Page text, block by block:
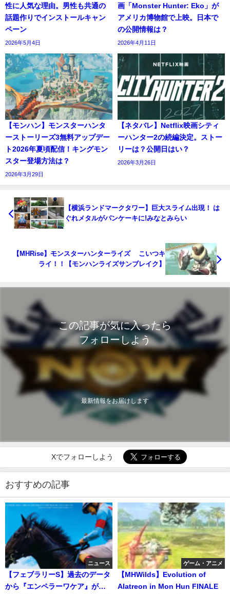
性に人気な理由。男性も共通の
話題作りでインストールキャン
ペーン
2026年5月4日
画「Monster Hunter: Eko」が
アメリカ博物館で上映。日本で
の公開情報は？
2026年4月11日
【モンハン】モンスターハンタ
ーストーリーズ3無料アップデー
ト2026年夏頃配信！キングモン
スター登場方法は？
2026年3月29日
【ネタバレ】Netflix映画シティ
ーハンター2の続編決定。ストー
リーは？公開日はい？
2026年3月26日
【横浜ランドマークタワー】巨大スライム出現！ は
ぐれメタルがパンケーキに!みなとみらい
【MHRise】モンスターハンターライズ こいつキ
ライ！！【モンハンライズサンブレイク】
この記事が気に入ったら
フォローしよう
最新情報をお届けします
Xでフォローしよう
おすすめの記事
ニュース
【フェブラリーS】過去のデータ
から『エンペラーワケア』が◎
ゲーム・アニメ
【MHWilds】Evolution of
Alatreon in Mon Hun FINALE